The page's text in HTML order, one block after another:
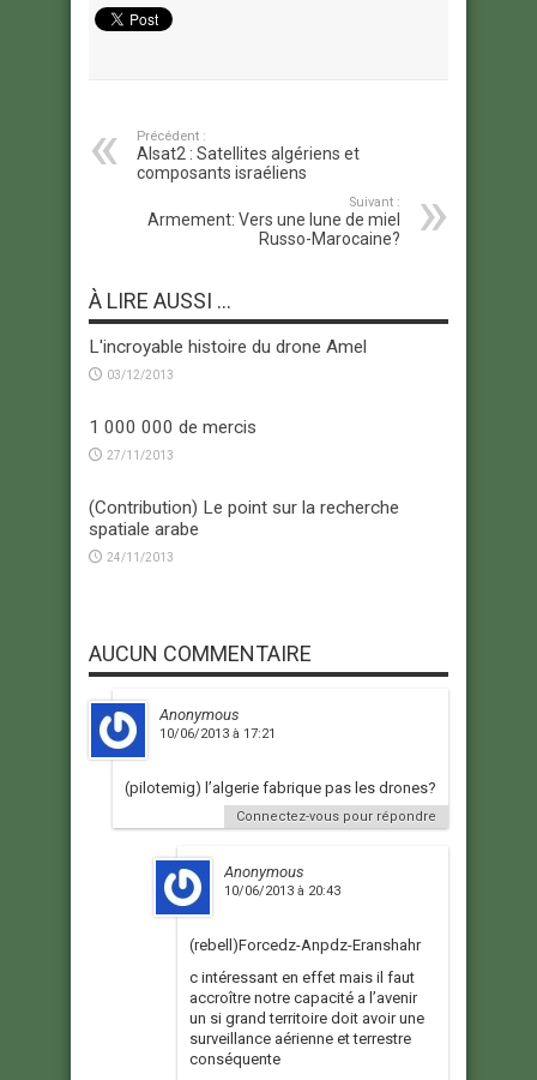
Précédent :
Alsat2 : Satellites algériens et
composants israéliens
Suivant :
Armement: Vers une lune de miel
Russo-Marocaine?
À LIRE AUSSI ...
L'incroyable histoire du drone Amel
03/12/2013
1 000 000 de mercis
27/11/2013
(Contribution) Le point sur la recherche
spatiale arabe
24/11/2013
AUCUN COMMENTAIRE
Anonymous
10/06/2013 à 17:21
(pilotemig) l’algerie fabrique pas les drones?
Connectez-vous pour répondre
Anonymous
10/06/2013 à 20:43
(rebell)Forcedz-Anpdz-Eranshahr
c intéressant en effet mais il faut
accroître notre capacité a l’avenir
un si grand territoire doit avoir une
surveillance aérienne et terrestre
conséquente